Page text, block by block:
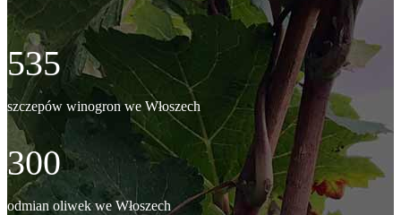
535
szczepów winogron we Włoszech
300
odmian oliwek we Włoszech